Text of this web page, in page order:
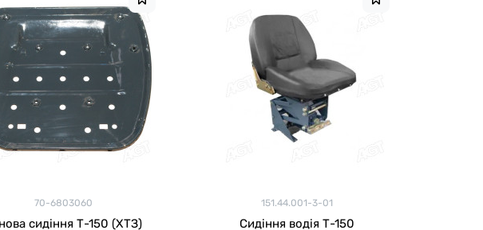
70-6803060
Основа сидіння Т-150 (ХТЗ)
151.44.001-3-01
Сидіння водія Т-150